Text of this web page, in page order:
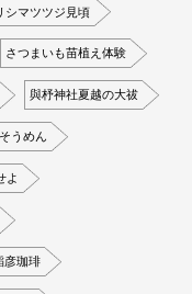
シマツツジ見頃
さつまいも苗植え体験
與杼神社夏越の大祓
うめん
よ
彦珈琲